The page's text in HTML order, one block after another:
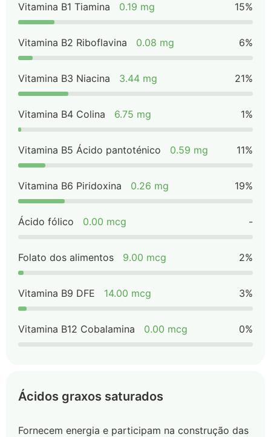
Vitamina B1 Tiamina 0.19 mg 15%
Vitamina B2 Riboflavina 0.08 mg 6%
Vitamina B3 Niacina 3.44 mg 21%
Vitamina B4 Colina 6.75 mg 1%
Vitamina B5 Ácido pantoténico 0.59 mg 11%
Vitamina B6 Piridoxina 0.26 mg 19%
Ácido fólico 0.00 mcg -
Folato dos alimentos 9.00 mcg 2%
Vitamina B9 DFE 14.00 mcg 3%
Vitamina B12 Cobalamina 0.00 mcg 0%
Ácidos graxos saturados
Fornecem energia e participam na construção das